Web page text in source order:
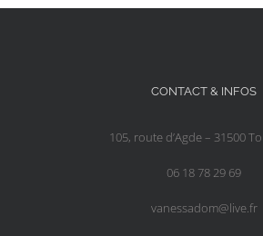
CONTACT & INFOS
105, route d’Agde – 31500
06 18 78 29 69
vanessadom@live.fr